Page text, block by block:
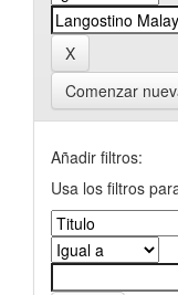
Comenzar
Añadir filtros:
Usa los filtros